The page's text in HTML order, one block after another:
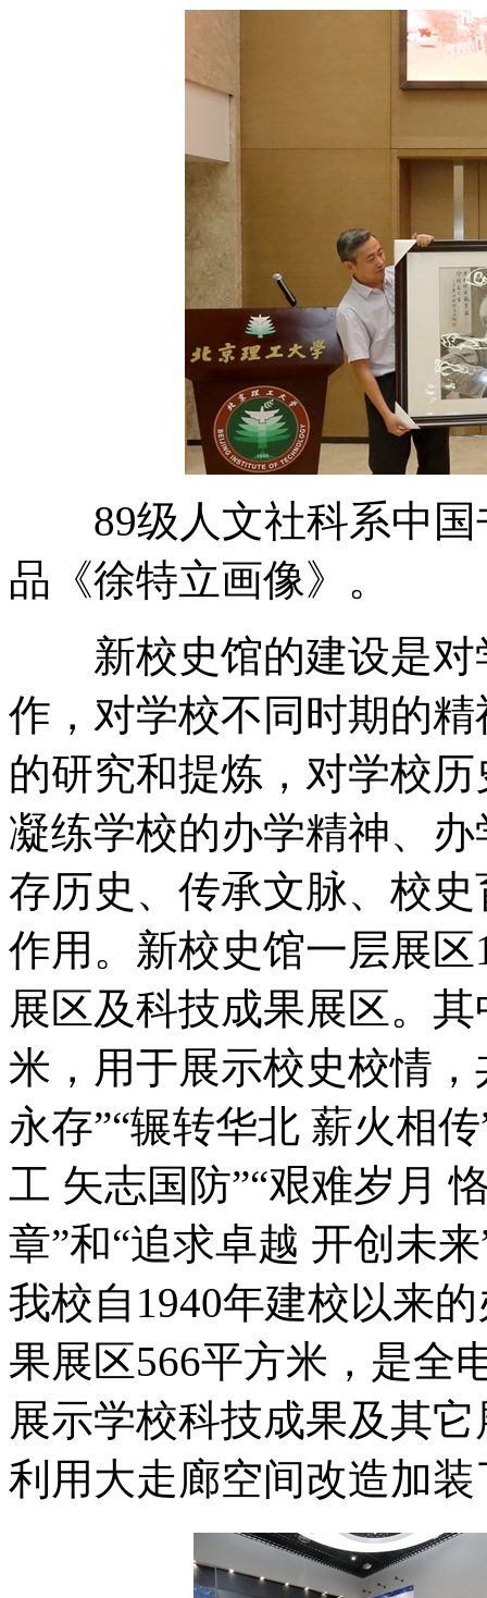
89级人文社科系中国
品《徐特立画像》。
新校史馆的建设是对
作，对学校不同时期的
的研究和提炼，对学校
凝练学校的办学精神、
存历史、传承文脉、校
作用。新校史馆一层展
展区及科技成果展区。
米，用于展示校史校情
永存”“辗转华北 薪火相
工 矢志国防”“艰难岁月
章”和“追求卓越 开创未
我校自1940年建校以来
果展区566平方米，是全
展示学校科技成果及其
利用大走廊空间改造加